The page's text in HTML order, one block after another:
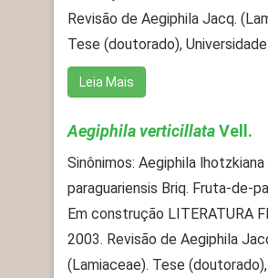
Revisão de Aegiphila Jacq.
Tese (doutorado), Universidade
Leia Mais
Aegiphila verticillataVell.
Sinônimos: Aegiphila lhotzkiana
paraguariensis Briq. Fruta-de-
Em construção LITERATURA
2003. Revisão de Aegiphila
(Lamiaceae). Tese (doutorado),